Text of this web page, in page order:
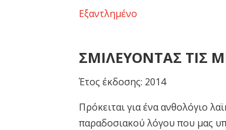
Εξαντλημένο
ΣΜΙΛΕΥΟΝΤΑΣ ΤΙΣ
Έτος έκδοσης: 2014
Πρόκειται για ένα ανθολόγιο
παραδοσιακού λόγου που μας